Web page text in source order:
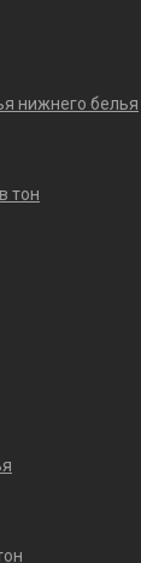
нижнего белья
тон